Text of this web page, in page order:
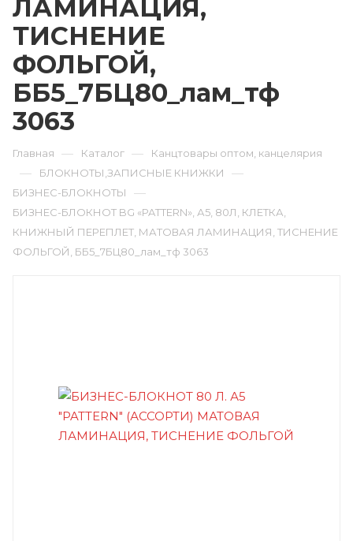
ЛАМИНАЦИЯ,
ТИСНЕНИЕ
ФОЛЬГОЙ,
ББ5_7БЦ80_лам_тф
3063
Главная — Каталог — Канцтовары оптом, канцелярия
— БЛОКНОТЫ,ЗАПИСНЫЕ КНИЖКИ —
БИЗНЕС-БЛОКНОТЫ —
БИЗНЕС-БЛОКНОТ BG «PATTERN», А5, 80Л, КЛЕТКА,
КНИЖНЫЙ ПЕРЕПЛЕТ, МАТОВАЯ ЛАМИНАЦИЯ, ТИСНЕНИЕ
ФОЛЬГОЙ, ББ5_7БЦ80_лам_тф 3063